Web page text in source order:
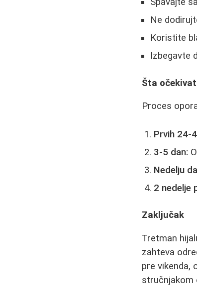
Ne
Koristite
Izbegavte
Šta
Proces
Prvih 24-
3-5 dan:
Nedelju
2 nedelje
Zaključak
Tretman
zahteva
pre vikenda,
stručnjakom